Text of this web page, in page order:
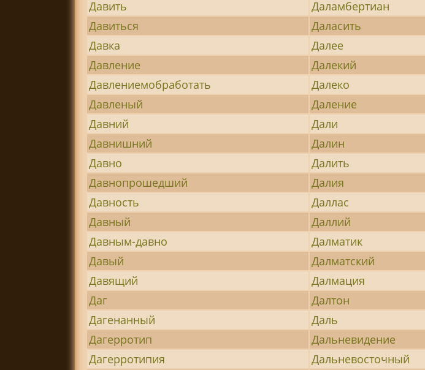
Давить
Даламбертиан
Давиться
Даласить
Давка
Далее
Давление
Далекий
Давлениемобработать
Далеко
Давленый
Даление
Давний
Дали
Давнишний
Далин
Давно
Далить
Давнопрошедший
Далия
Давность
Даллас
Давный
Даллий
Давным-давно
Далматик
Давый
Далматский
Давящий
Далмация
Даг
Далтон
Дагенанный
Даль
Дагерротип
Дальневидение
Дагерротипия
Дальневосточный